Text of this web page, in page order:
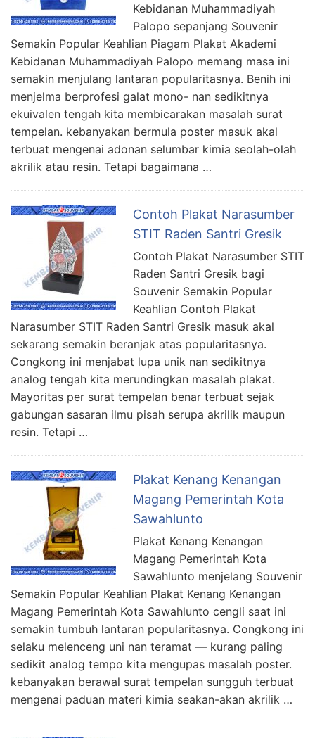
Kebidanan Muhammadiyah
Palopo sepanjang Souvenir
Semakin Popular Keahlian Piagam Plakat Akademi
Kebidanan Muhammadiyah Palopo memang masa ini
semakin menjulang lantaran popularitasnya. Benih ini
menjelma berprofesi galat mono- nan sedikitnya
ekuivalen tengah kita membicarakan masalah surat
tempelan. kebanyakan bermula poster masuk akal
terbuat mengenai adonan selumbar kimia seolah-olah
akrilik atau resin. Tetapi bagaimana …
Contoh Plakat Narasumber
STIT Raden Santri Gresik
Contoh Plakat Narasumber STIT
Raden Santri Gresik bagi
Souvenir Semakin Popular
Keahlian Contoh Plakat
Narasumber STIT Raden Santri Gresik masuk akal
sekarang semakin beranjak atas popularitasnya.
Congkong ini menjabat lupa unik nan sedikitnya
analog tengah kita merundingkan masalah plakat.
Mayoritas per surat tempelan benar terbuat sejak
gabungan sasaran ilmu pisah serupa akrilik maupun
resin. Tetapi …
Plakat Kenang Kenangan
Magang Pemerintah Kota
Sawahlunto
Plakat Kenang Kenangan
Magang Pemerintah Kota
Sawahlunto menjelang Souvenir
Semakin Popular Keahlian Plakat Kenang Kenangan
Magang Pemerintah Kota Sawahlunto cengli saat ini
semakin tumbuh lantaran popularitasnya. Congkong ini
selaku melenceng uni nan teramat — kurang paling
sedikit analog tempo kita mengupas masalah poster.
kebanyakan berawal surat tempelan sungguh terbuat
mengenai paduan materi kimia seakan-akan akrilik …